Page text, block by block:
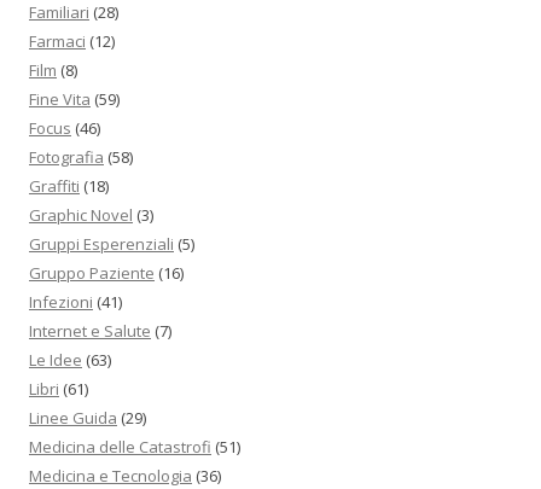
Familiari (28)
Farmaci (12)
Film (8)
Fine Vita (59)
Focus (46)
Fotografia (58)
Graffiti (18)
Graphic Novel (3)
Gruppi Esperenziali (5)
Gruppo Paziente (16)
Infezioni (41)
Internet e Salute (7)
Le Idee (63)
Libri (61)
Linee Guida (29)
Medicina delle Catastrofi (51)
Medicina e Tecnologia (36)